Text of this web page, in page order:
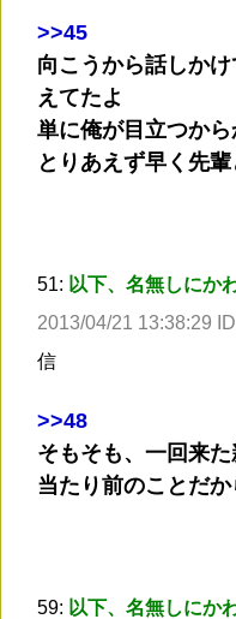
>>45
向こうから話しか
えてたよ
単に俺が目立つか
とりあえず早く先
51: 以下、名無しにか
2013/04/21 13:38:29
信
>>48
そもそも、一回来
当たり前のことだ
59: 以下、名無しにか